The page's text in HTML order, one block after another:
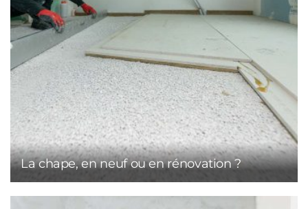
La chape, en neuf ou en rénovation ?